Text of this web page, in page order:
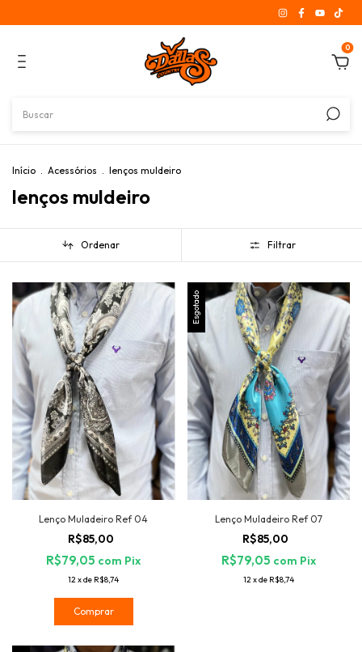
0
Início . Acessórios . lenços muldeiro
lenços muldeiro
Ordenar Filtrar
Lenço Muladeiro Ref 04
R$85,00
R$79,05 com Pix
12xde R$8,74
Comprar
Esgotado
Lenço Muladeiro Ref 07
R$85,00
R$79,05 com Pix
12xde R$8,74